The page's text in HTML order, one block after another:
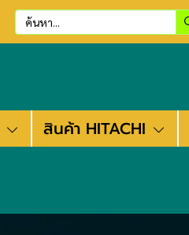
สินค้า HITACHI